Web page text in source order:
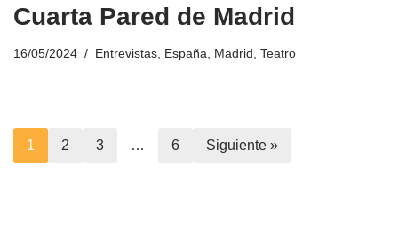
Cuarta Pared de Madrid
16/05/2024 Entrevistas España Madrid Teatro
1 2 3 … 6 Siguiente »